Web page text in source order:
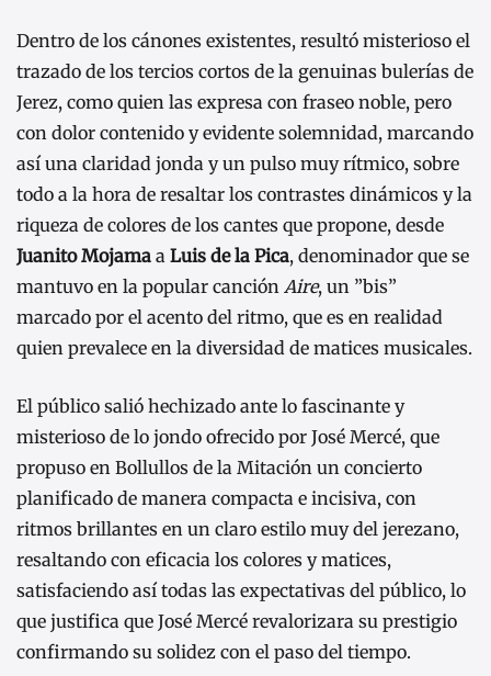
Dentro de los cánones existentes, resultó misterioso el
trazado de los tercios cortos de la genuinas bulerías de
Jerez, como quien las expresa con fraseo noble, pero
con dolor contenido y evidente solemnidad, marcando
así una claridad jonda y un pulso muy rítmico, sobre
todo a la hora de resaltar los contrastes dinámicos y la
riqueza de colores de los cantes que propone, desde
Juanito Mojama a Luis de la Pica, denominador que se
mantuvo en la popular canción Aire, un ”bis”
marcado por el acento del ritmo, que es en realidad
quien prevalece en la diversidad de matices musicales.
El público salió hechizado ante lo fascinante y
misterioso de lo jondo ofrecido por José Mercé, que
propuso en Bollullos de la Mitación un concierto
planificado de manera compacta e incisiva, con
ritmos brillantes en un claro estilo muy del jerezano,
resaltando con eficacia los colores y matices,
satisfaciendo así todas las expectativas del público, lo
que justifica que José Mercé revalorizara su prestigio
confirmando su solidez con el paso del tiempo.